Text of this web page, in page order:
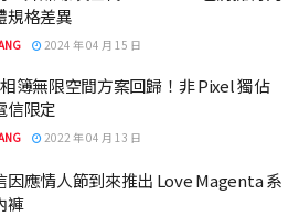
規格差異
2024 年 04 月 15 日
簿無限空間方案回歸！非 Pixel 獨佔
信限定
2022 年 04 月 13 日
因應情人節到來推出 Love Magenta 系
褲